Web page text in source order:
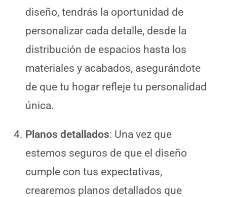
diseño, tendrás la oportunidad de
personalizar cada detalle, desde la
distribución de espacios hasta los
materiales y acabados, asegurándote
de que tu hogar refleje tu personalidad
única.
Planos detallados: Una vez que
estemos seguros de que el diseño
cumple con tus expectativas,
crearemos planos detallados que